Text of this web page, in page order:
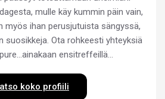
mulle käy kummin päin vain,
myös ihan perusjutuista sängyssä,
suosikkeja. Ota rohkeesti yhteyksiä
ensitreffeillä…
koko profiili